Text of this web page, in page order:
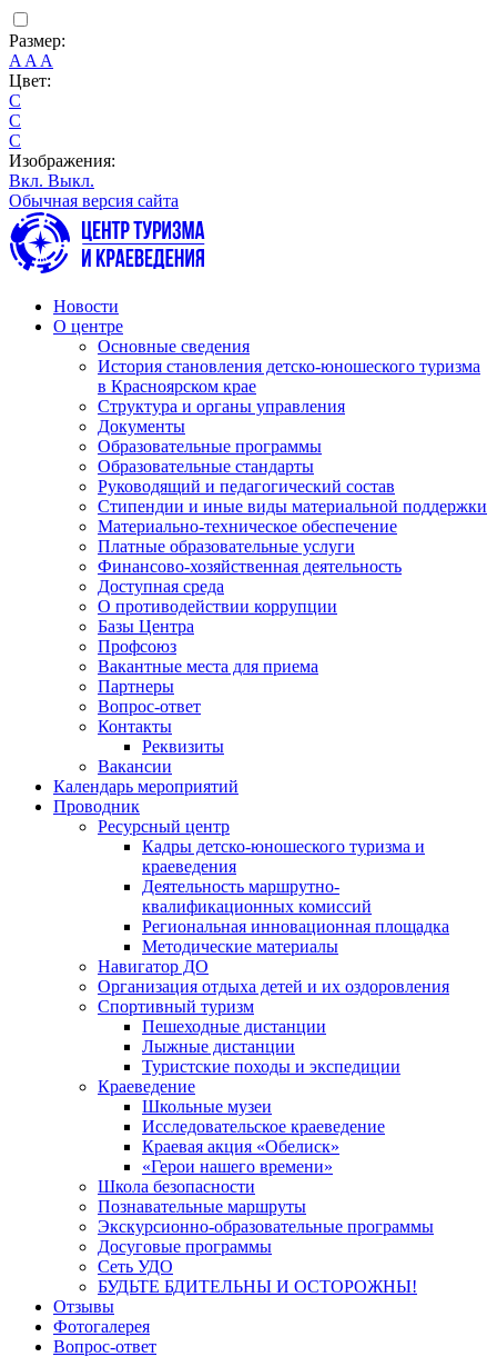
Размер:
A A A
Цвет:
C
C
C
Изображения:
Вкл. Выкл.
Обычная версия сайта
Новости
О центре
Основные сведения
История становления детско-юношеского туризма
в Красноярском крае
Структура и органы управления
Документы
Образовательные программы
Образовательные стандарты
Руководящий и педагогический состав
Стипендии и иные виды материальной поддержки
Материально-техническое обеспечение
Платные образовательные услуги
Финансово-хозяйственная деятельность
Доступная среда
О противодействии коррупции
Базы Центра
Профсоюз
Вакантные места для приема
Партнеры
Вопрос-ответ
Контакты
Реквизиты
Вакансии
Календарь мероприятий
Проводник
Ресурсный центр
Кадры детско-юношеского туризма и
краеведения
Деятельность маршрутно-
квалификационных комиссий
Региональная инновационная площадка
Методические материалы
Навигатор ДО
Организация отдыха детей и их оздоровления
Спортивный туризм
Пешеходные дистанции
Лыжные дистанции
Туристские походы и экспедиции
Краеведение
Школьные музеи
Исследовательское краеведение
Краевая акция «Обелиск»
«Герои нашего времени»
Школа безопасности
Познавательные маршруты
Экскурсионно-образовательные программы
Досуговые программы
Сеть УДО
БУДЬТЕ БДИТЕЛЬНЫ И ОСТОРОЖНЫ!
Отзывы
Фотогалерея
Вопрос-ответ